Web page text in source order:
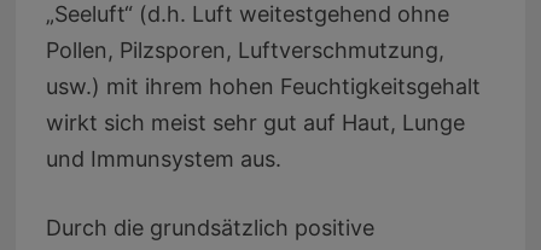
„Seeluft“ (d.h. Luft weitestgehend ohne
Pollen, Pilzsporen, Luftverschmutzung,
usw.) mit ihrem hohen Feuchtigkeitsgehalt
wirkt sich meist sehr gut auf Haut, Lunge
und Immunsystem aus.
Durch die grundsätzlich positive